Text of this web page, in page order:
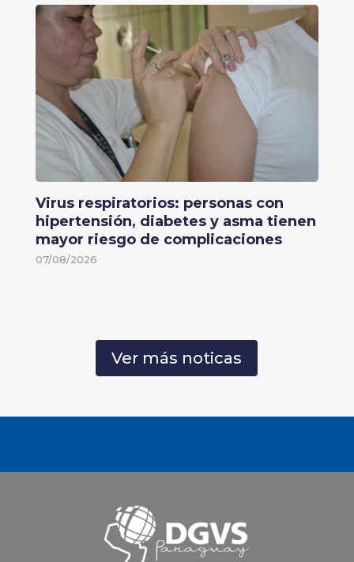
Virus respiratorios: personas con
hipertensión, diabetes y asma tienen
mayor riesgo de complicaciones
07/08/2026
Ver más noticas